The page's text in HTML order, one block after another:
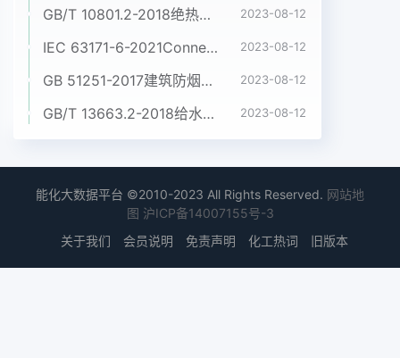
GB/T 10801.2-2018绝热用挤塑聚苯乙烯泡沫塑料(XPS) 2023-08-12
IEC 63171-6-2021Connectors for electrical and electronic equipment - Part 6: Detail specification for 2-way and 4-way (data/power), shielded, free and fixed connectors for power and data transmission with frequencies up to 600 MHz 2023-08-12
GB 51251-2017建筑防烟排烟系统技术标准 2023-08-12
GB/T 13663.2-2018给水用聚乙烯(PE)管道系统 第2部分:管材 2023-08-12
能化大数据平台 ©2010-2023 All Rights Reserved. 网站地
图 沪ICP备14007155号-3
关于我们
会员说明 免责声明 化工热词 旧版本